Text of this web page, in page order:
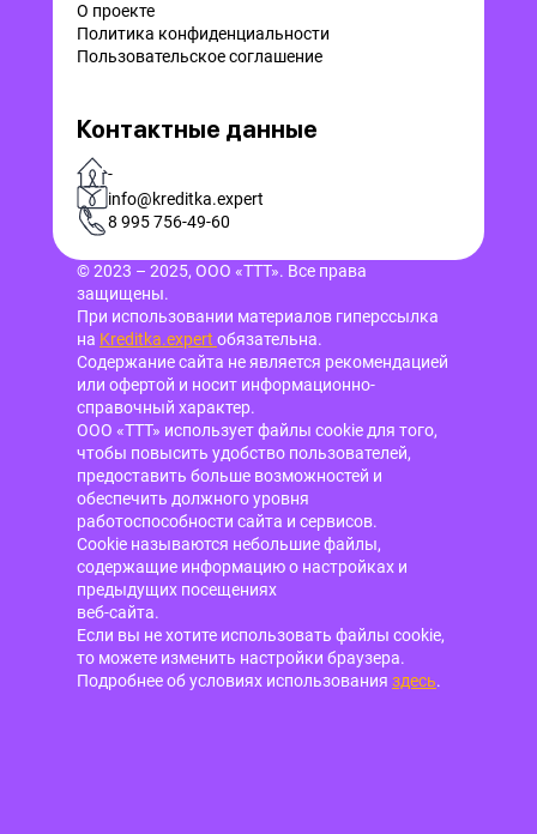
О проекте
Политика конфиденциальности
Пользовательское соглашение
Контактные данные
-
info@kreditka.expert
8 995 756-49-60
© 2023 – 2025, ООО «ТТТ». Все права
защищены.
При использовании материалов гиперссылка
на Kreditka.expert обязательна.
Содержание сайта не является рекомендацией
или офертой и носит информационно-
справочный характер.
ООО «ТТТ» использует файлы cookie для того,
чтобы повысить удобство пользователей,
предоставить больше возможностей и
обеспечить должного уровня
работоспособности сайта и сервисов.
Cookie называются небольшие файлы,
содержащие информацию о настройках и
предыдущих посещениях
веб-сайта.
Если вы не хотите использовать файлы cookie,
то можете изменить настройки браузера.
Подробнее об условиях использования здесь.